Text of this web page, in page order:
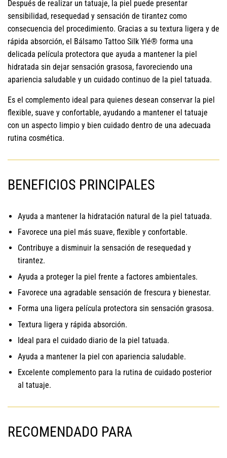
Después de realizar un tatuaje, la piel puede presentar
sensibilidad, resequedad y sensación de tirantez como
consecuencia del procedimiento. Gracias a su textura ligera y de
rápida absorción, el Bálsamo Tattoo Silk Ylé® forma una
delicada película protectora que ayuda a mantener la piel
hidratada sin dejar sensación grasosa, favoreciendo una
apariencia saludable y un cuidado continuo de la piel tatuada.
Es el complemento ideal para quienes desean conservar la piel
flexible, suave y confortable, ayudando a mantener el tatuaje
con un aspecto limpio y bien cuidado dentro de una adecuada
rutina cosmética.
BENEFICIOS PRINCIPALES
Ayuda a mantener la hidratación natural de la piel tatuada.
Favorece una piel más suave, flexible y confortable.
Contribuye a disminuir la sensación de resequedad y
tirantez.
Ayuda a proteger la piel frente a factores ambientales.
Favorece una agradable sensación de frescura y bienestar.
Forma una ligera película protectora sin sensación grasosa.
Textura ligera y rápida absorción.
Ideal para el cuidado diario de la piel tatuada.
Ayuda a mantener la piel con apariencia saludable.
Excelente complemento para la rutina de cuidado posterior
al tatuaje.
RECOMENDADO PARA